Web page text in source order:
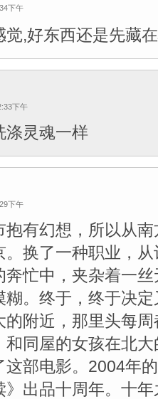
下午
觉,好东西还是先藏
下午
涤灵魂一样
下午
抱有幻想，所以从
。换了一种职业，
奔忙中，夹杂着一
糊。终于，终于决
的附近，那里头每
和同屋的女孩在北
这部电影。2004年
》出品十周年。十